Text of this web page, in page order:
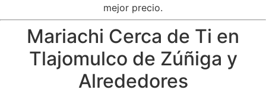
mejor precio.
Mariachi Cerca de Ti en
Tlajomulco de Zúñiga y
Alrededores